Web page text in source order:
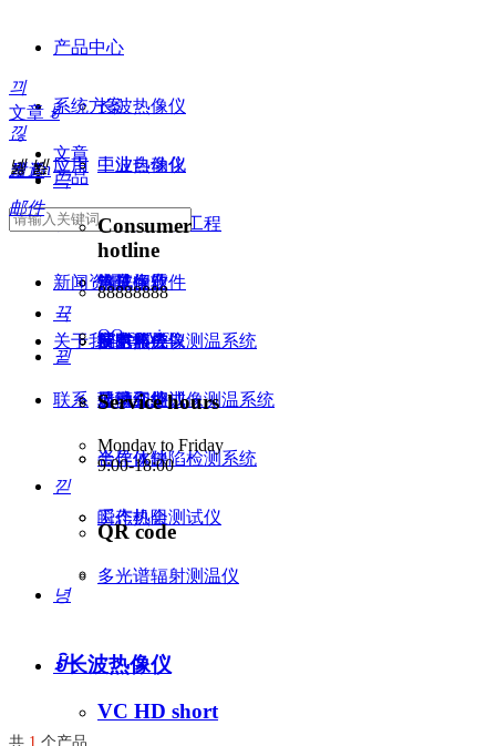
产品中心
长波热像仪
中波热像仪
短波热像仪
热成像软件
反射热成像测温系统
显微红外成像测温系统
半导体缺陷检测系统
瞬态热阻测试仪
多光谱辐射测温仪
系统方案
工业自动化
无损检测
钢铁生产
安防监控
应用
电子与电气工程
汽车行业
航空
玻璃工业
服务与支持
常见问题
技术服务
新闻资讯
展览和会议
活动和培训
关于我们
公司介绍
合作伙伴
工作机会
联系
끠
文章 ꀁ
文章
产品
낂
发送
邮件
뀁 En
끅
Consumer
hotline
88888888
뀩
QQ service
뀥
Service hours
Monday to Friday
9:00-18:00
낃
QR code
녕
넳 넲
ꀁ长波热像仪
VC HD short
共 1 个产品